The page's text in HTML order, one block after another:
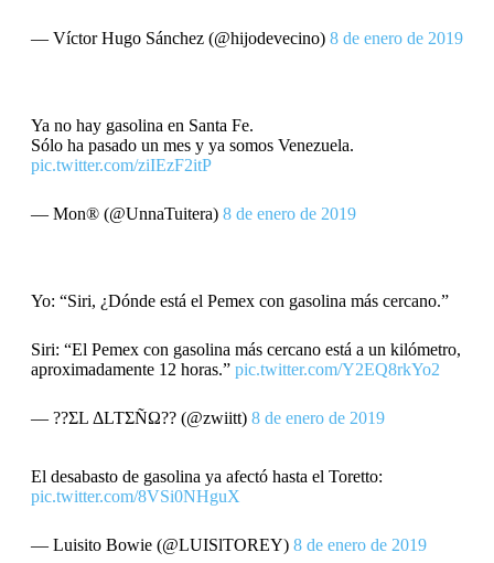
— Víctor Hugo Sánchez (@hijodevecino) 8 de enero de 2019
Ya no hay gasolina en Santa Fe.
Sólo ha pasado un mes y ya somos Venezuela.
pic.twitter.com/ziIEzF2itP
— Mon® (@UnnaTuitera) 8 de enero de 2019
Yo: “Siri, ¿Dónde está el Pemex con gasolina más cercano.”
Siri: “El Pemex con gasolina más cercano está a un kilómetro,
aproximadamente 12 horas.” pic.twitter.com/Y2EQ8rkYo2
— ??ΣL ΔLTΣÑΩ?? (@zwiitt) 8 de enero de 2019
El desabasto de gasolina ya afectó hasta el Toretto:
pic.twitter.com/8VSi0NHguX
— Luisito Bowie (@LUISlTOREY) 8 de enero de 2019